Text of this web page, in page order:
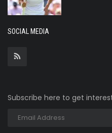
SOCIAL MEDIA
Subscribe here to get